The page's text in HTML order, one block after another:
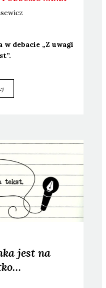
w deba­cie „Z uwa­gi
jest na